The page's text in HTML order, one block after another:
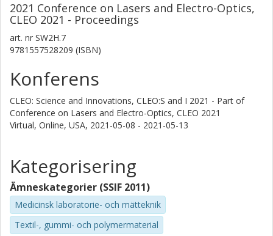
2021 Conference on Lasers and Electro-Optics,
CLEO 2021 - Proceedings
art. nr SW2H.7
9781557528209 (ISBN)
Konferens
CLEO: Science and Innovations, CLEO:S and I 2021 - Part of
Conference on Lasers and Electro-Optics, CLEO 2021
Virtual, Online, USA, 2021-05-08 - 2021-05-13
Kategorisering
Ämneskategorier (SSIF 2011)
Medicinsk laboratorie- och mätteknik
Textil-, gummi- och polymermaterial